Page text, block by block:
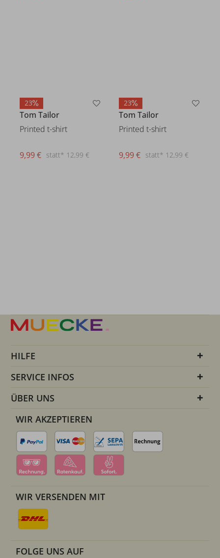
23
Tom Tailor
Printed t-shirt
statt* 12,99 €
9,99 €
23
Tom Tailor
Printed t-shirt
statt* 12,99 €
9,99 €
HILFE
SERVICE INFOS
ÜBER UNS
WIR AKZEPTIEREN
WIR VERSENDEN MIT
FOLGE UNS AUF